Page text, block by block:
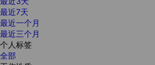
最近7天
最近一个月
最近三个月
个人标签
全部